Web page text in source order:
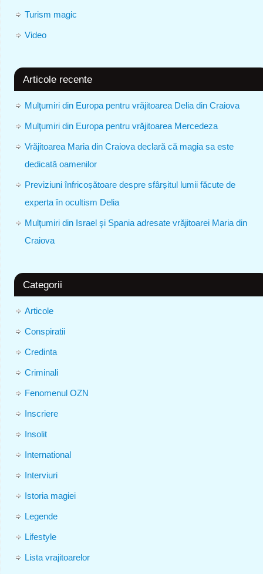
Turism magic
Video
Articole recente
Mulţumiri din Europa pentru vrăjitoarea Delia din Craiova
Mulţumiri din Europa pentru vrăjitoarea Mercedeza
Vrăjitoarea Maria din Craiova declară că magia sa este
dedicată oamenilor
Previziuni înfricoșătoare despre sfârșitul lumii făcute de
experta în ocultism Delia
Mulţumiri din Israel şi Spania adresate vrăjitoarei Maria din
Craiova
Categorii
Articole
Conspiratii
Credinta
Criminali
Fenomenul OZN
Inscriere
Insolit
International
Interviuri
Istoria magiei
Legende
Lifestyle
Lista vrajitoarelor